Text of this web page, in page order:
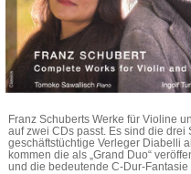
Franz Schuberts Werke für Violine
auf zwei CDs passt. Es sind die
geschäftstüchtige Verleger Diabelli
kommen die als „Grand Duo“
und die bedeutende C-Dur-Fantasie